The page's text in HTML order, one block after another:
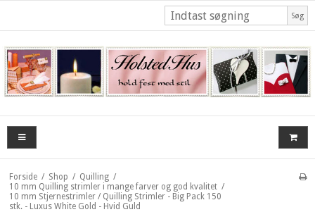
Søg
Forside / Shop / Quilling /
10 mm Quilling strimler i mange farver og god kvalitet /
10 mm Stjernestrimler / Quilling Strimler - Big Pack 150
stk. - Luxus White Gold - Hvid Guld